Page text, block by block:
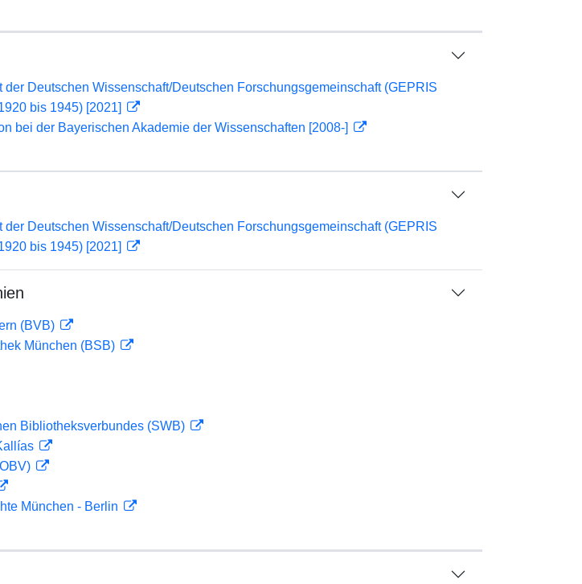
Deutschen Wissenschaft/Deutschen Forschungsgemeinschaft (GEPRIS
bis 1945) [2021]
bei der Bayerischen Akademie der Wissenschaften [2008-]
Deutschen Wissenschaft/Deutschen Forschungsgemeinschaft (GEPRIS
bis 1945) [2021]
(BVB)
München (BSB)
Bibliotheksverbundes (SWB)
München - Berlin